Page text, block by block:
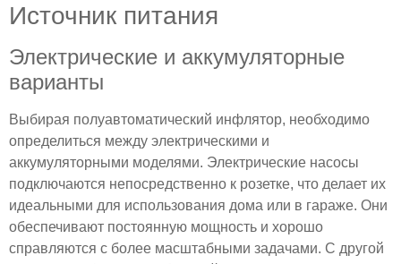
Источник питания
Электрические и аккумуляторные
варианты
Выбирая полуавтоматический инфлятор, необходимо
определиться между электрическими и
аккумуляторными моделями. Электрические насосы
подключаются непосредственно к розетке, что делает их
идеальными для использования дома или в гараже. Они
обеспечивают постоянную мощность и хорошо
справляются с более масштабными задачами. С другой